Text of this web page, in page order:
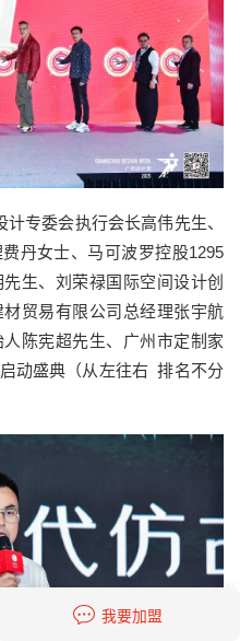
专委会执行会长高伟先生、
丹女士、马可波罗控股1295
生、刘荣禄国际空间设计创
贸易有限公司总经理张宇航
陈宪超先生、广州市定制家
动盛典（从左往右 排名不分
我要加盟